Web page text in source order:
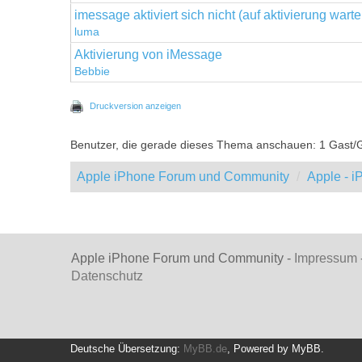
imessage aktiviert sich nicht (auf aktivierung
luma
Aktivierung von iMessage
Bebbie
Druckversion anzeigen
Benutzer, die gerade dieses Thema anschauen: 1 Gast/
Apple iPhone Forum und Community Apple -
Apple iPhone Forum und Community - Impressum
Datenschutz
Deutsche Übersetzung: MyBB.de , Powered by MyBB